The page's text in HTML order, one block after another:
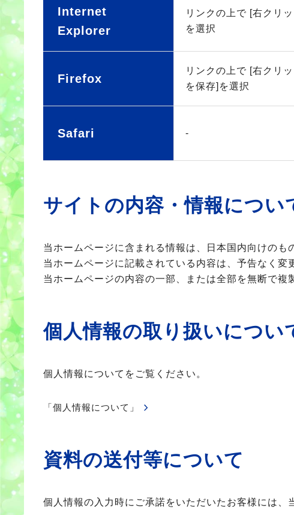
Internet
Explorer
リンクの上で [右クリ
を選択
Firefox
リンクの上で [右クリ
を保存]を選択
Safari -
サイトの内容・情報につい
当ホームページに含まれる情報は、日本国内向けのも
当ホームページに記載されている内容は、予告なく変
当ホームページの内容の一部、または全部を無断で複
個人情報の取り扱いについ
個人情報についてをご覧ください。
「個人情報について」
資料の送付等について
個人情報の入力時にご承諾をいただいたお客様には、